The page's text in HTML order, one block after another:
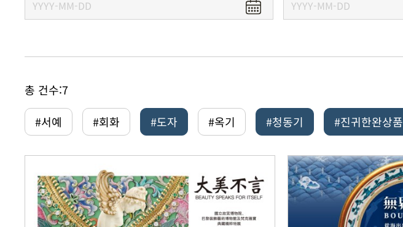
총 건수:7
#서예
#회화 #도자 #옥기 #청동기 #진귀한완상품